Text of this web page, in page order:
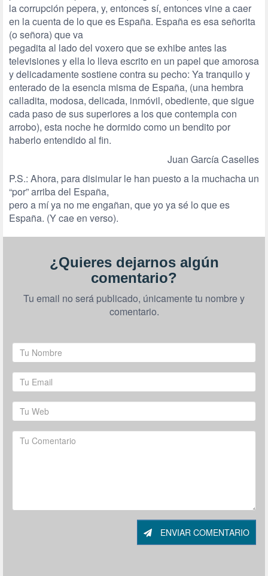
la corrupción pepera, y, entonces sí, entonces vine a caer
en la cuenta de lo que es España. España es esa señorita
(o señora) que va
pegadita al lado del voxero que se exhibe antes las
televisiones y ella lo lleva escrito en un papel que amorosa
y delicadamente sostiene contra su pecho: Ya tranquilo y
enterado de la esencia misma de España, (una hembra
calladita, modosa, delicada, inmóvil, obediente, que sigue
cada paso de sus superiores a los que contempla con
arrobo), esta noche he dormido como un bendito por
haberlo entendido al fin.
Juan García Caselles
P.S.: Ahora, para disimular le han puesto a la muchacha un
“por” arriba del España,
pero a mí ya no me engañan, que yo ya sé lo que es
España. (Y cae en verso).
¿Quieres dejarnos algún
comentario?
Tu email no será publicado, únicamente tu nombre y
comentario.
ENVIAR COMENTARIO